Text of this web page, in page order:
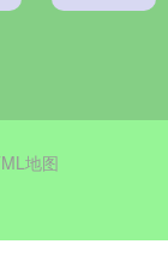
地图